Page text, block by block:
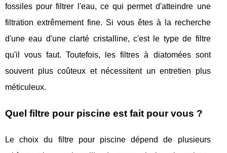
fossiles pour filtrer l'eau, ce qui permet d'atteindre une
filtration extrêmement fine. Si vous êtes à la recherche
d'une eau d'une clarté cristalline, c'est le type de filtre
qu'il vous faut. Toutefois, les filtres à diatomées sont
souvent plus coûteux et nécessitent un entretien plus
méticuleux.
Quel filtre pour piscine est fait pour vous ?
Le choix du filtre pour piscine dépend de plusieurs